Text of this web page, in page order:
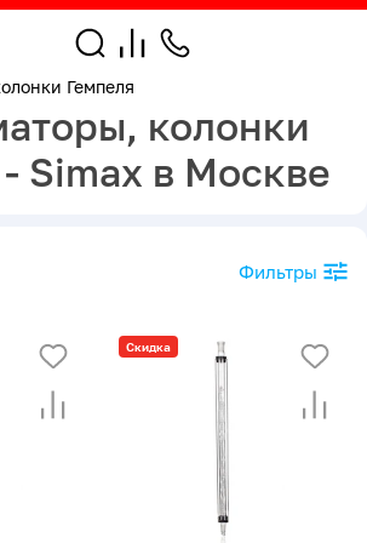
Гемпеля
колонки
Simax в Москве
Фильтры
Скидка